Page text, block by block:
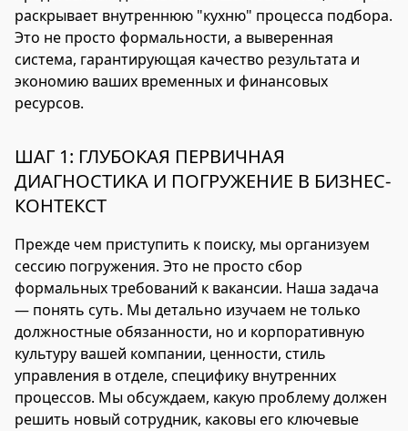
раскрывает внутреннюю "кухню" процесса подбора.
Это не просто формальности, а выверенная
система, гарантирующая качество результата и
экономию ваших временных и финансовых
ресурсов.
ШАГ 1: ГЛУБОКАЯ ПЕРВИЧНАЯ
ДИАГНОСТИКА И ПОГРУЖЕНИЕ В БИЗНЕС-
КОНТЕКСТ
Прежде чем приступить к поиску, мы организуем
сессию погружения. Это не просто сбор
формальных требований к вакансии. Наша задача
— понять суть. Мы детально изучаем не только
должностные обязанности, но и корпоративную
культуру вашей компании, ценности, стиль
управления в отделе, специфику внутренних
процессов. Мы обсуждаем, какую проблему должен
решить новый сотрудник, каковы его ключевые